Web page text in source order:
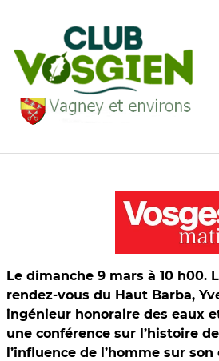
Qui sommes-nous ?
Photos des Sorties▼
La Vie du Club ▼
Environnement
Adhésion
Le dimanche 9 mars à 10 h00.
rendez-vous du Haut Barba,
ingénieur honoraire des eaux
une conférence sur l’histoire
l’influence de l’homme sur